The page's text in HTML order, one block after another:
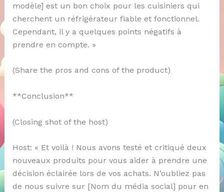
modèle] est un bon choix pour les cuisiniers qui
cherchent un réfrigérateur fiable et fonctionnel.
Cependant, il y a quelques points négatifs à
prendre en compte. »
(Share the pros and cons of the product)
**Conclusion**
(Closing shot of the host)
Host: « Et voilà ! Nous avons testé et critiqué deux
nouveaux produits pour vous aider à prendre une
décision éclairée lors de vos achats. N’oubliez pas
de nous suivre sur [Nom du média social] pour en